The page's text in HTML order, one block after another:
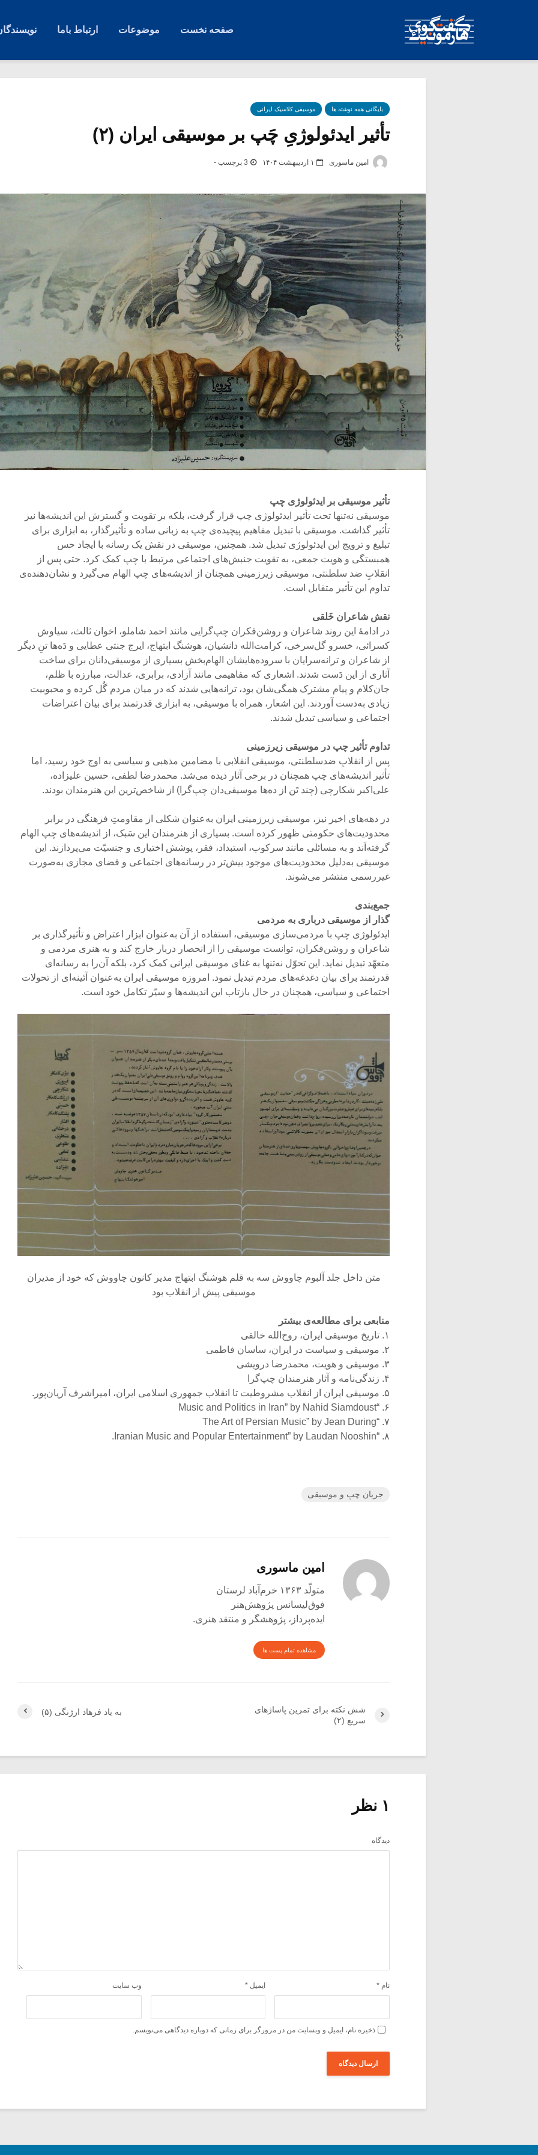
صفحه نخست موضوعات ارتباط باما
بایگانی همه نوشته ها موسیقی کلاسیک ایرانی
تأثیر ایدئولوژیِ چَپ بر موسیقی ایران (۲)
امین ماسوری ۱ اردیبهشت ۱۴۰۴ 3 برچسب -
تأثیر موسیقی بر ایدئولوژی چپ
موسیقی نه‌تنها تحت تأثیر ایدئولوژی چپ قرار گرفت، بلکه بر تقویت و گسترش این اندیشه‌ها نیز
تأثیر گذاشت. موسیقی با تبدیل مفاهیم پیچیده‌ی چپ به زبانی ساده و تأثیرگذار، به ابزاری برای
تبلیغ و ترویج این ایدئولوژی تبدیل شد. همچنین، موسیقی در نقش یک رسانه با ایجاد حس
همبستگی و هویت جمعی، به تقویت جنبش‌های اجتماعی مرتبط با چپ کمک کرد. حتی پس از
انقلابِ ضد سلطنتی، موسیقی زیرزمینی همچنان از اندیشه‌های چپ الهام می‌گیرد و نشان‌دهنده‌ی
تداوم این تأثیر متقابل است.
نقش شاعران خَلقی
در ادامۀ این روند شاعران و روشن‌فکران چپ‌گرایی مانند احمد شاملو، اخوان ثالث، سیاوش
کسرائی، خسرو گل‌سرخی، کرامت‌الله دانشیان، هوشنگ ابتهاج، ایرج جنتی عطایی و دَه‌ها تنِ دیگر
از شاعران و ترانه‌سرایان با سروده‌هایشان الهام‌بخش بسیاری از موسیقی‌دانان برای ساخت
آثاری از این دَست شدند. اشعاری که مفاهیمی مانند آزادی، برابری، عدالت، مبارزه با ظلم،
جان‌کلام و پیام مشترک همگی‌شان بود، ترانه‌هایی شدند که در میان مردم گُل کرده و محبوبیت
زیادی به‌دست آوردند. این اشعار، همراه با موسیقی، به ابزاری قدرتمند برای بیان اعتراضات
اجتماعی و سیاسی تبدیل شدند.
تداوم تأثیر چپ در موسیقی زیرزمینی
پس از انقلابِ ضدسلطنتی، موسیقی انقلابی با مضامین مذهبی و سیاسی به اوج خود رسید، اما
تأثیر اندیشه‌های چپ همچنان در برخی آثار دیده می‌شد. محمدرضا لطفی، حسین علیزاده،
علی‌اکبر شکارچی (چند تَن از ده‌ها موسیقی‌دان چپ‌گرا) از شاخص‌ترین این هنرمندان بودند.
در دهه‌های اخیر نیز، موسیقی زیرزمینی ایران به‌عنوان شکلی از مقاومتِ فرهنگی در برابر
محدودیت‌های حکومتی ظهور کرده است. بسیاری از هنرمندان این سَبک، از اندیشه‌های چپ الهام
گرفته‌اَند و به مسائلی مانند سرکوب، استبداد، فقر، پوشش اختیاری و جنسیّت می‌پردازند. این
موسیقی به‌دلیل محدودیت‌های موجود بیش‌تر در رسانه‌های اجتماعی و فضای مجازی به‌صورت
غیررسمی منتشر می‌شوند.
جمع‌بندی
گذار از موسیقی درباری به مردمی
ایدئولوژی چپ با مردمی‌سازی موسیقی، استفاده از آن به‌عنوان ابزار اعتراض و تأثیرگذاری بر
شاعران و روشن‌فکران، توانست موسیقی را از انحصار دربار خارج کند و به هنری مردمی و
متعهّد تبدیل نماید. این تحوّل نه‌تنها به غنای موسیقی ایرانی کمک کرد، بلکه آن‌را به رسانه‌ای
قدرتمند برای بیان دغدغه‌های مردم تبدیل نمود. امروزه موسیقی ایران به‌عنوان آئینه‌ای از تحولات
اجتماعی و سیاسی، همچنان در حال بازتاب این اندیشه‌ها و سیّر تکامل خود است.
متن داخل جلد آلبوم چاووش سه به قلم هوشنگ ابتهاج مدیر کانون چاووش که خود از مدیران
موسیقی پیش از انقلاب بود
منابعی برای مطالعه‌ی بیشتر
۱. تاریخ موسیقی ایران، روح‌الله خالقی
۲. موسیقی و سیاست در ایران، ساسان فاطمی
۳. موسیقی و هویت، محمدرضا درویشی
۴. زندگی‌نامه و آثار هنرمندان چپ‌گرا
۵. موسیقی ایران از انقلاب مشروطیت تا انقلاب جمهوری اسلامی ایران، امیراشرف آریان‌پور.
۶. “Music and Politics in Iran” by Nahid Siamdoust
۷. “The Art of Persian Music” by Jean During
۸. “Iranian Music and Popular Entertainment” by Laudan Nooshin.
جریان چپ و موسیقی
امین ماسوری
متولّد ۱۳۶۳ خرم‌آباد لرستان
فوق‌لیسانس پژوهش‌هنر
ایده‌پرداز، پژوهشگر و منتقد هنری.
مشاهده تمام پست ها
به یاد فرهاد ارژنگی (۵)
شش نکته برای تمرین پاساژ‌های
سریع (۲)
۱ نظر
دیدگاه
نام * ایمیل * وب‌ سایت
ذخیره نام، ایمیل و وبسایت من در مرورگر برای زمانی که دوباره دیدگاهی می‌نویسم.